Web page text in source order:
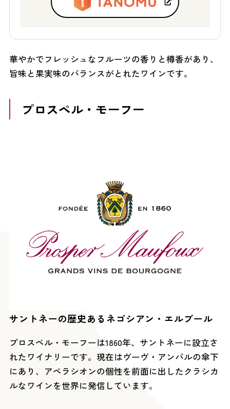
華やかでフレッシュなフルーツの香りと樽香があり、
旨味と果実味のバランスがとれたワインです。
プロスペル・モーフー
サントネーの歴史あるネゴシアン・エルブール
プロスペル・モーフーは1860年、サントネーに設立さ
れたワイナリーです。現在はヴーヴ・アンバルの傘下
にあり、アペラシオンの個性を前面に出したクラシカ
ルなワインを世界に発信しています。